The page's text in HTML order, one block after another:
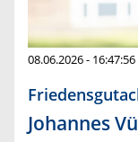
08.06.2026 - 16:47:56
Johannes